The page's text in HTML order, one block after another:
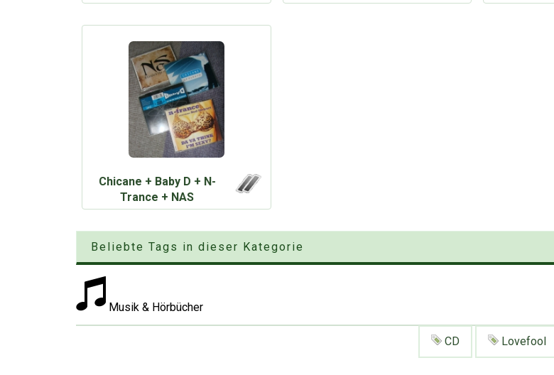
Chicane + Baby D + N-
Trance + NAS
Beliebte Tags in dieser Kategorie
Musik & Hörbücher
CD Lovefool